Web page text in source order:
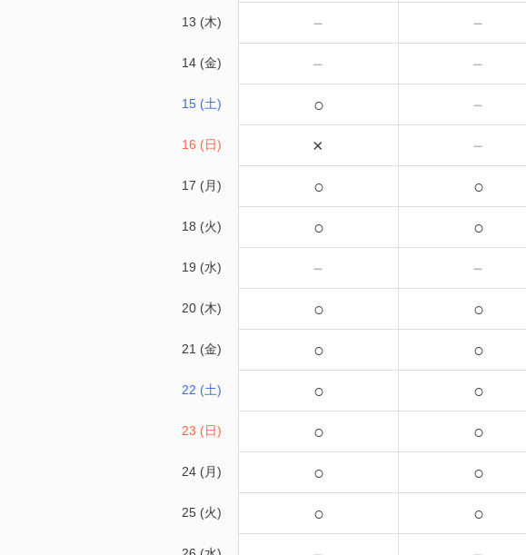
13 (木) － －
14 (金) － －
15 (土) ○ －
16 (日) × －
17 (月) ○ ○
18 (火) ○ ○
19 (水) － －
20 (木) ○ ○
21 (金) ○ ○
22 (土) ○ ○
23 (日) ○ ○
24 (月) ○ ○
25 (火) ○ ○